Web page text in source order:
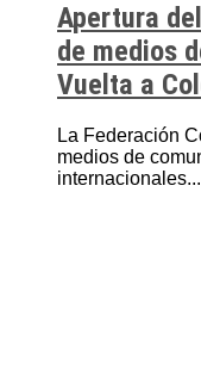
Apertura
de medios
Vuelta a
La Federación
medios de
internacionales...